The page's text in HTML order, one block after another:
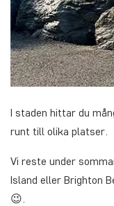
I staden hittar du
runt till olika platser.
Vi reste under
Island eller Brighton
😉.